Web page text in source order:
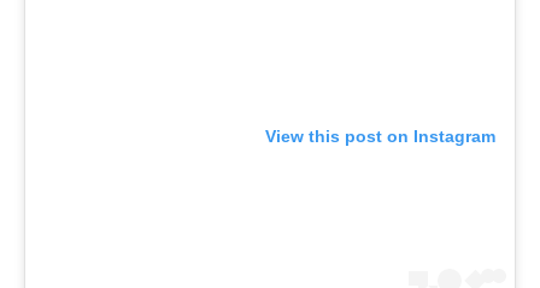
View this post on Instagram